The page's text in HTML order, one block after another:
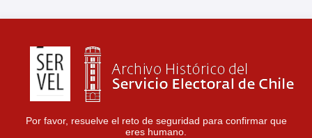
Por favor, resuelve el reto de seguridad para confirmar que
eres humano.